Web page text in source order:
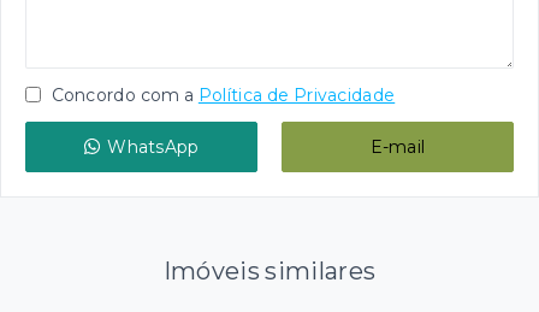
Concordo com a Política de Privacidade
WhatsApp E-mail
Imóveis similares